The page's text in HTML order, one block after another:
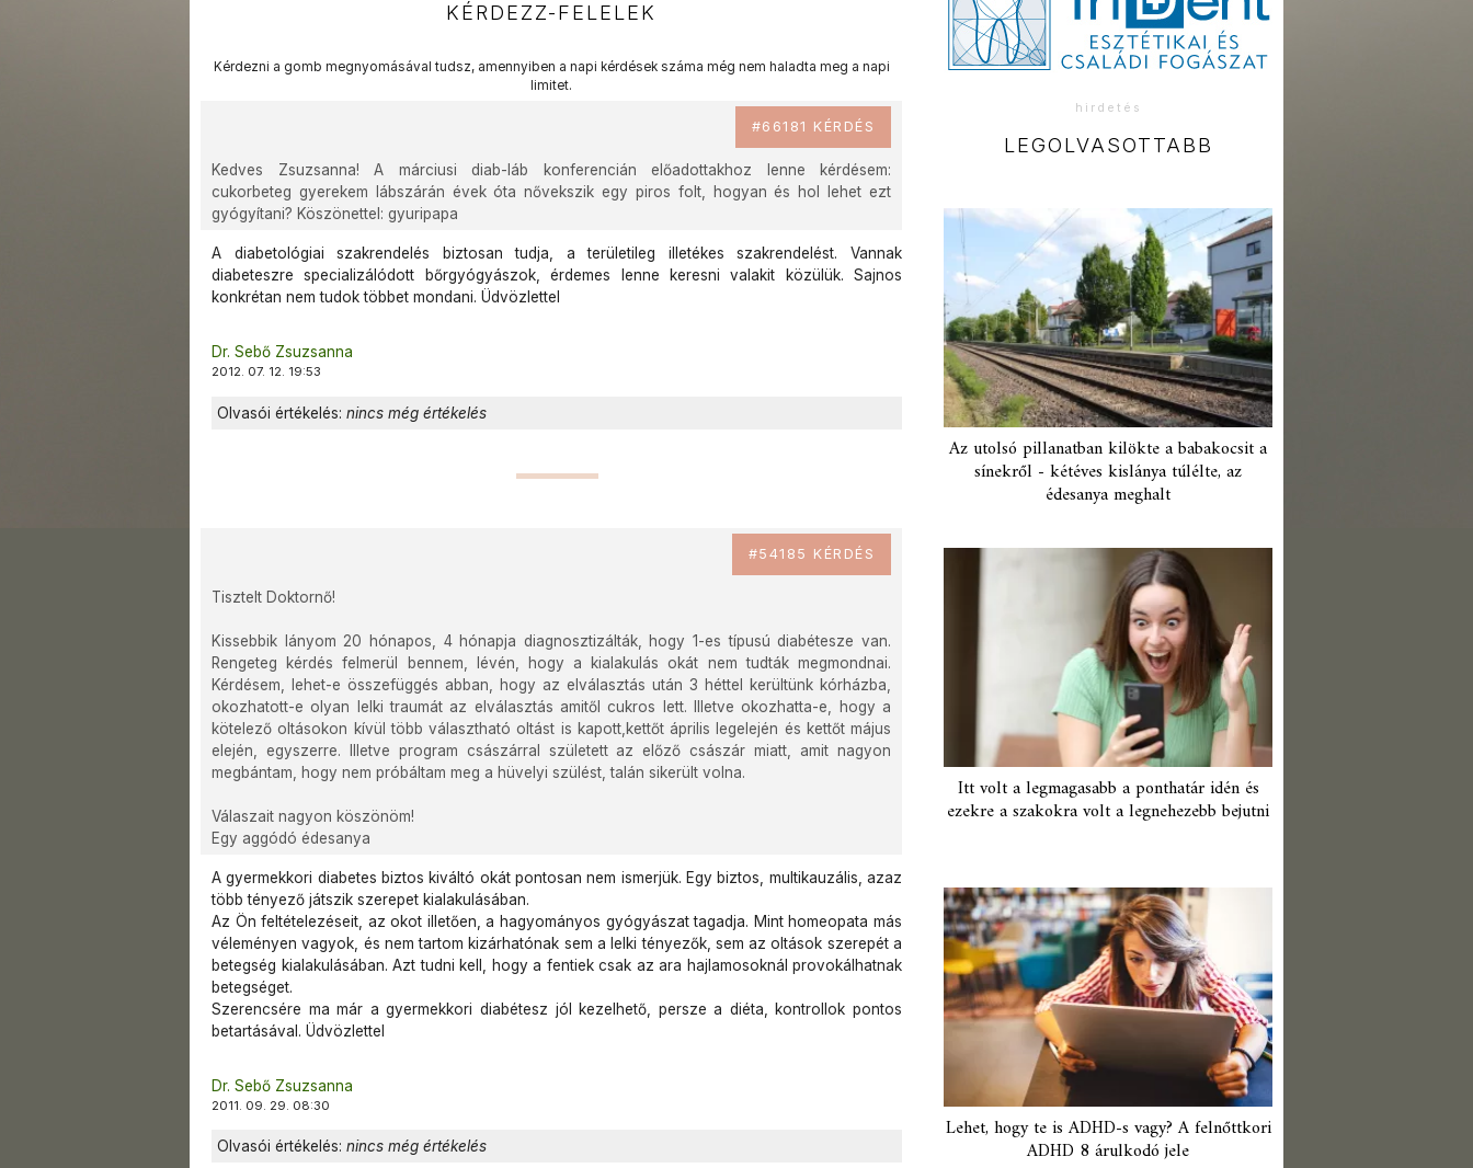
KÉRDEZZ-FELELEK
Kérdezni a gomb megnyomásával tudsz, amennyiben a napi kérdések száma még nem haladta meg a napi
limitet.
#66181 KÉRDÉS
Kedves Zsuzsanna! A márciusi diab-láb konferencián előadottakhoz lenne kérdésem:
cukorbeteg gyerekem lábszárán évek óta nővekszik egy piros folt, hogyan és hol lehet ezt
gyógyítani? Köszönettel: gyuripapa
A diabetológiai szakrendelés biztosan tudja, a területileg illetékes szakrendelést. Vannak
diabeteszre specializálódott bőrgyógyászok, érdemes lenne keresni valakit közülük. Sajnos
konkrétan nem tudok többet mondani. Üdvözlettel
Dr. Sebő Zsuzsanna
2012. 07. 12. 19:53
Olvasói értékelés: nincs még értékelés
#54185 KÉRDÉS
Tisztelt Doktornő!
Kissebbik lányom 20 hónapos, 4 hónapja diagnosztizálták, hogy 1-es típusú diabétesze van.
Rengeteg kérdés felmerül bennem, lévén, hogy a kialakulás okát nem tudták megmondnai.
Kérdésem, lehet-e összefüggés abban, hogy az elválasztás után 3 héttel kerültünk kórházba,
okozhatott-e olyan lelki traumát az elválasztás amitől cukros lett. Illetve okozhatta-e, hogy a
kötelező oltásokon kívül több választható oltást is kapott,kettőt április legelején és kettőt május
elején, egyszerre. Illetve program császárral született az előző császár miatt, amit nagyon
megbántam, hogy nem próbáltam meg a hüvelyi szülést, talán sikerült volna.
Válaszait nagyon köszönöm!
Egy aggódó édesanya
A gyermekkori diabetes biztos kiváltó okát pontosan nem ismerjük. Egy biztos, multikauzális, azaz
több tényező játszik szerepet kialakulásában.
Az Ön feltételezéseit, az okot illetően, a hagyományos gyógyászat tagadja. Mint homeopata más
véleményen vagyok, és nem tartom kizárhatónak sem a lelki tényezők, sem az oltások szerepét a
betegség kialakulásában. Azt tudni kell, hogy a fentiek csak az ara hajlamosoknál provokálhatnak
betegséget.
Szerencsére ma már a gyermekkori diabétesz jól kezelhető, persze a diéta, kontrollok pontos
betartásával. Üdvözlettel
Dr. Sebő Zsuzsanna
2011. 09. 29. 08:30
Olvasói értékelés: nincs még értékelés
hirdetés
LEGOLVASOTTABB
Az utolsó pillanatban kilökte a babakocsit a
sínekről - kétéves kislánya túlélte, az
édesanya meghalt
Itt volt a legmagasabb a ponthatár idén és
ezekre a szakokra volt a legnehezebb bejutni
Lehet, hogy te is ADHD-s vagy? A felnőttkori
ADHD 8 árulkodó jele